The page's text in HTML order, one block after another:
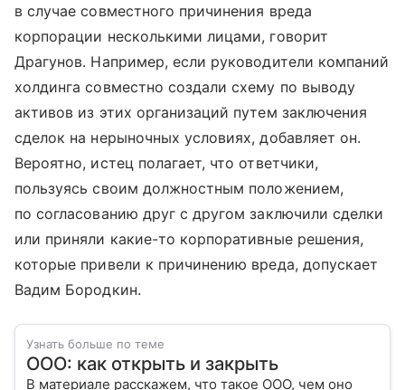
в случае совместного причинения вреда
корпорации несколькими лицами, говорит
Драгунов. Например, если руководители компаний
холдинга совместно создали схему по выводу
активов из этих организаций путем заключения
сделок на нерыночных условиях, добавляет он.
Вероятно, истец полагает, что ответчики,
пользуясь своим должностным положением,
по согласованию друг с другом заключили сделки
или приняли какие-то корпоративные решения,
которые привели к причинению вреда, допускает
Вадим Бородкин.
Узнать больше по теме
ООО: как открыть и закрыть
В материале расскажем, что такое ООО, чем оно